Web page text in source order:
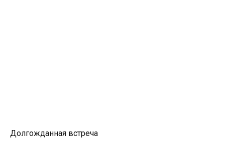
Долгожданная встреча